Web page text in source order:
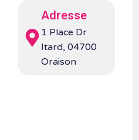
Adresse
1 Place Dr
Itard, 04700
Oraison